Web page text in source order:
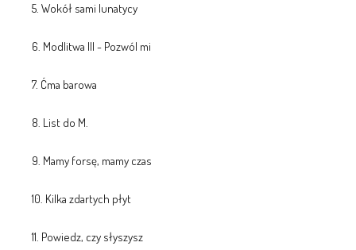
5. Wokół sami lunatycy
6. Modlitwa III - Pozwól mi
7. Ćma barowa
8. List do M.
9. Mamy forsę, mamy czas
10. Kilka zdartych płyt
11. Powiedz, czy słyszysz